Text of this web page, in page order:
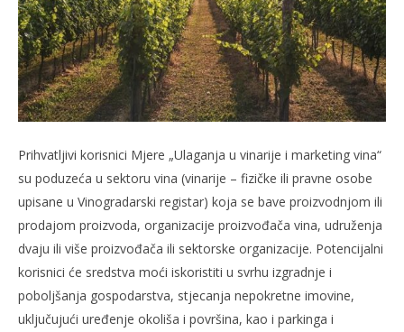
Prihvatljivi korisnici Mjere „Ulaganja u vinarije i marketing vina“
su poduzeća u sektoru vina (vinarije – fizičke ili pravne osobe
upisane u Vinogradarski registar) koja se bave proizvodnjom ili
prodajom proizvoda, organizacije proizvođača vina, udruženja
dvaju ili više proizvođača ili sektorske organizacije. Potencijalni
korisnici će sredstva moći iskoristiti u svrhu izgradnje i
poboljšanja gospodarstva, stjecanja nepokretne imovine,
uključujući uređenje okoliša i površina, kao i parkinga i